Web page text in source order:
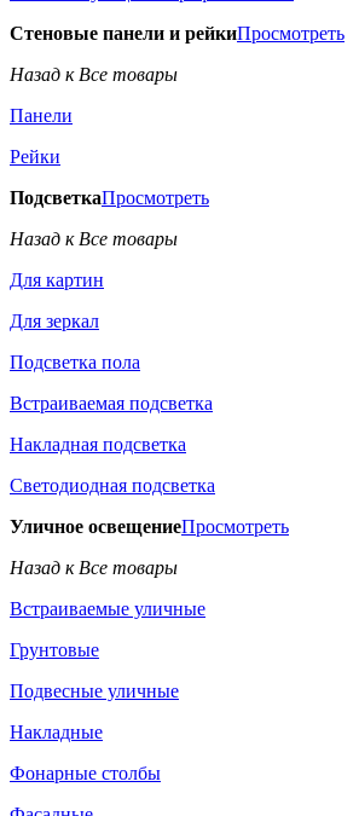
Стеновые панели и рейкиПросмотреть
Назад к Все товары
Панели
Рейки
ПодсветкаПросмотреть
Назад к Все товары
Для картин
Для зеркал
Подсветка пола
Встраиваемая подсветка
Накладная подсветка
Светодиодная подсветка
Уличное освещениеПросмотреть
Назад к Все товары
Встраиваемые уличные
Грунтовые
Подвесные уличные
Накладные
Фонарные столбы